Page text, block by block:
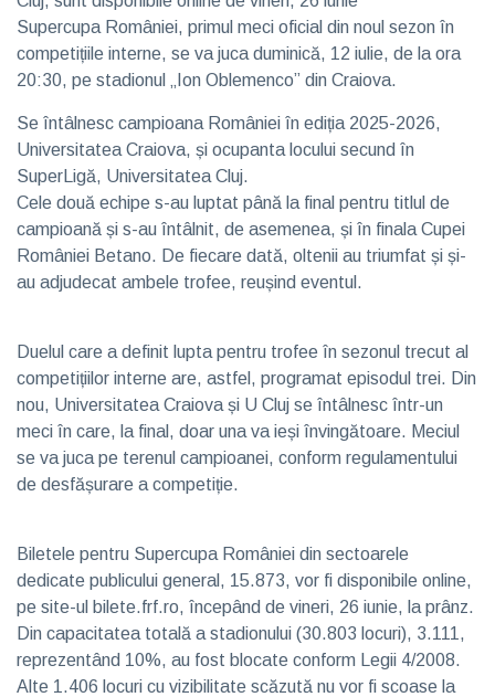
Supercupa României, primul meci oficial din noul sezon în
competițiile interne, se va juca duminică, 12 iulie, de la ora
20:30, pe stadionul „Ion Oblemenco” din Craiova.
Se întâlnesc campioana României în ediția 2025-2026,
Universitatea Craiova, și ocupanta locului secund în
SuperLigă, Universitatea Cluj.
Cele două echipe s-au luptat până la final pentru titlul de
campioană și s-au întâlnit, de asemenea, și în finala Cupei
României Betano. De fiecare dată, oltenii au triumfat și și-
au adjudecat ambele trofee, reușind eventul.
Duelul care a definit lupta pentru trofee în sezonul trecut al
competițiilor interne are, astfel, programat episodul trei. Din
nou, Universitatea Craiova și U Cluj se întâlnesc într-un
meci în care, la final, doar una va ieși învingătoare. Meciul
se va juca pe terenul campioanei, conform regulamentului
de desfășurare a competiție.
Biletele pentru Supercupa României din sectoarele
dedicate publicului general, 15.873, vor fi disponibile online,
pe site-ul bilete.frf.ro, începând de vineri, 26 iunie, la prânz.
Din capacitatea totală a stadionului (30.803 locuri), 3.111,
reprezentând 10%, au fost blocate conform Legii 4/2008.
Alte 1.406 locuri cu vizibilitate scăzută nu vor fi scoase la